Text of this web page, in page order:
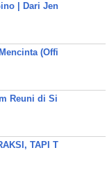
| Dari Jen
(Offi
Reuni di Si
TAPI T